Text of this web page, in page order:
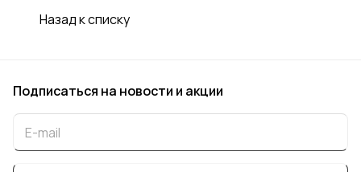
Назад к списку
Подписаться на новости и акции